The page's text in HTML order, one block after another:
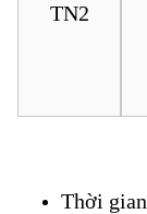
TN2
Thời